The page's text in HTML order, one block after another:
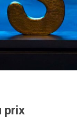
prix